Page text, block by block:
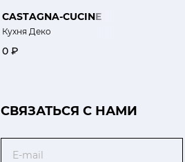
CASTAGNA-CUCINE
Кухня Деко
0 ₽
CВЯЗАТЬСЯ С НАМИ